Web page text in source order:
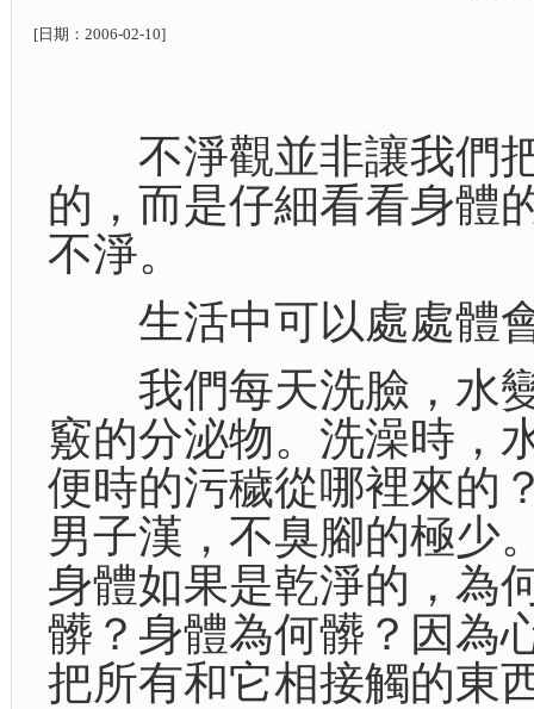
[日期： 2006-02-10]
不淨觀並非讓我們把
的，而是仔細看看身體
不淨。
生活中可以處處體
我們每天洗臉，水變
竅的分泌物。洗澡時，
便時的污穢從哪裡來的
男子漢，不臭腳的極少
身體如果是乾淨的，為
髒？身體為何髒？因為
把所有和它相接觸的東